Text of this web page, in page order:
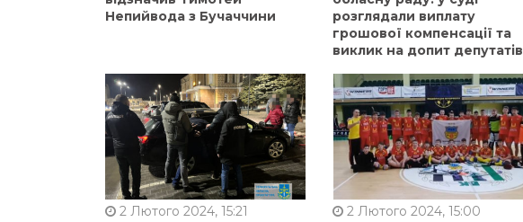
Непийвода з Бучаччини
розглядали виплату
грошової компенсації та
виклик на допит депутатів
2 Лютого 2024, 15:21
2 Лютого 2024, 15:00